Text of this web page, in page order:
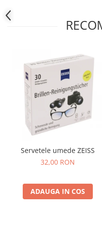
Servetele umede ZEISS
32,00 RON
ADAUGA IN COS